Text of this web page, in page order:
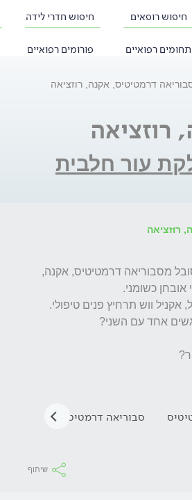
חיפוש רופאים חיפוש חדרי לידה
תחומים רפואיים פורומים רפואיים
דרמטיטיס, אקנה, רוזציאה
רוזציאה
עור חלבית
סבוריאה דרמטיטיס
שיתוף